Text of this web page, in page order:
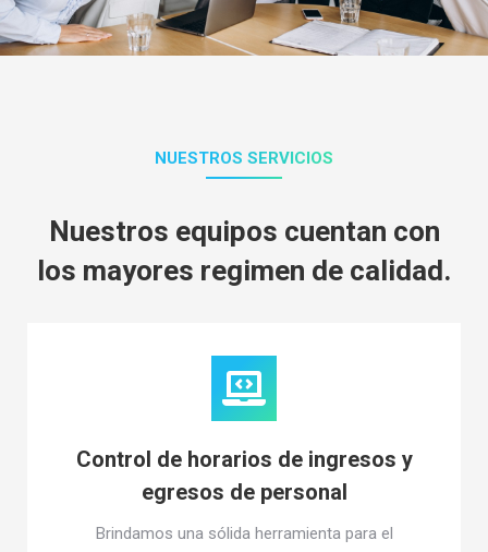
NUESTROS SERVICIOS
Nuestros equipos cuentan con
los mayores regimen de calidad.
Control de horarios de ingresos y
egresos de personal
Brindamos una sólida herramienta para el